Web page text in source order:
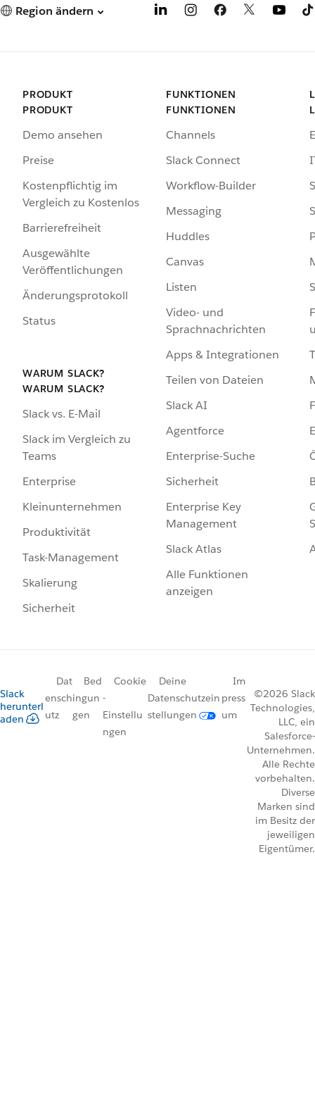
Region ändern
PRODUKT
PRODUKT
Demo ansehen
Preise
Kostenpflichtig im
Vergleich zu Kostenlos
Barrierefreiheit
Ausgewählte
Veröffentlichungen
Änderungsprotokoll
Status
WARUM SLACK?
WARUM SLACK?
Slack vs. E-Mail
Slack im Vergleich zu
Teams
Enterprise
Kleinunternehmen
Produktivität
Task-Management
Skalierung
Sicherheit
FUNKTIONEN
FUNKTIONEN
Channels
Slack Connect
Workflow-Builder
Messaging
Huddles
Canvas
Listen
Video- und
Sprachnachrichten
Apps & Integrationen
Teilen von Dateien
Slack AI
Agentforce
Enterprise-Suche
Sicherheit
Enterprise Key
Management
Slack Atlas
Alle Funktionen
anzeigen
Slack
herunterl
aden
Dat
ensch
utz
Bed
ingun
gen
Cookie
-
Einstellu
ngen
Deine
Datenschutzein
stellungen
Im
press
um
©2026 Slack
Technologies,
LLC, ein
Salesforce-
Unternehmen.
Alle Rechte
vorbehalten.
Diverse
Marken sind
im Besitz der
jeweiligen
Eigentümer.